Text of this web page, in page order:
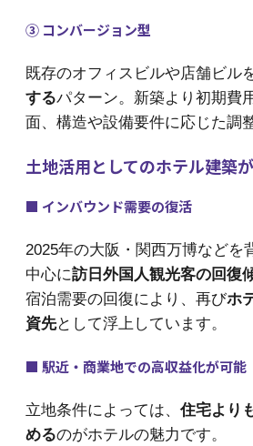
③ コンバージョン型
既存のオフィスビルや店舗ビル
するパターン。新築より初期費
面、構造や設備要件に応じた調
土地活用としてのホテル建築
■ インバウンド需要の復活
2025年の大阪・関西万博などを
中心に訪日外国人観光客の回復
宿泊需要の回復により、再びホ
資先として浮上しています。
■ 駅近・商業地での高収益化が可能
立地条件によっては、住宅より
めるのがホテルの魅力です。